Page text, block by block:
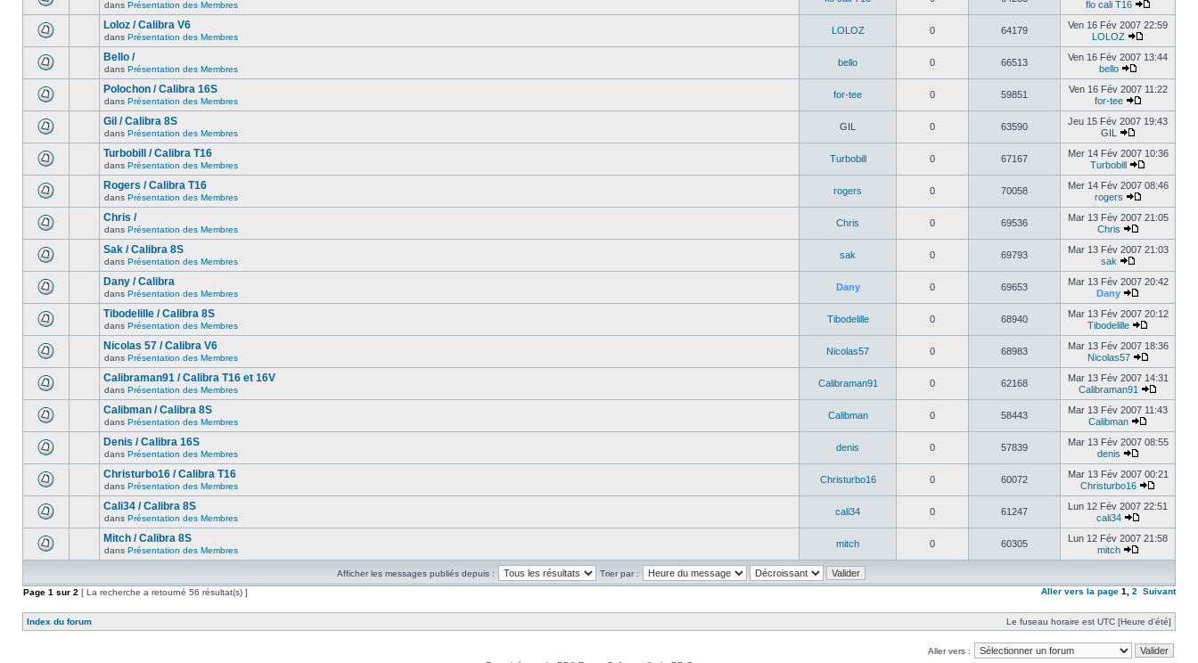
dans Présentation des Membres
flo cali T16
Loloz / Calibra V6
dans Présentation des Membres
LOLOZ 0 64179
Ven 16 Fév 2007 22:59
LOLOZ
Bello /
dans Présentation des Membres
bello 0 66513
Ven 16 Fév 2007 13:44
bello
Polochon / Calibra 16S
dans Présentation des Membres
for-tee 0 59851
Ven 16 Fév 2007 11:22
for-tee
Gil / Calibra 8S
dans Présentation des Membres
GIL 0 63590
Jeu 15 Fév 2007 19:43
GIL
Turbobill / Calibra T16
dans Présentation des Membres
Turbobill 0 67167
Mer 14 Fév 2007 10:36
Turbobill
Rogers / Calibra T16
dans Présentation des Membres
rogers 0 70058
Mer 14 Fév 2007 08:46
rogers
Chris /
dans Présentation des Membres
Chris 0 69536
Mar 13 Fév 2007 21:05
Chris
Sak / Calibra 8S
dans Présentation des Membres
sak 0 69793
Mar 13 Fév 2007 21:03
sak
Dany / Calibra
dans Présentation des Membres
Dany 0 69653
Mar 13 Fév 2007 20:42
Dany
Tibodelille / Calibra 8S
dans Présentation des Membres
Tibodelille 0 68940
Mar 13 Fév 2007 20:12
Tibodelille
Nicolas 57 / Calibra V6
dans Présentation des Membres
Nicolas57 0 68983
Mar 13 Fév 2007 18:36
Nicolas57
Calibraman91 / Calibra T16 et 16V
dans Présentation des Membres
Calibraman91 0 62168
Mar 13 Fév 2007 14:31
Calibraman91
Calibman / Calibra 8S
dans Présentation des Membres
Calibman 0 58443
Mar 13 Fév 2007 11:43
Calibman
Denis / Calibra 16S
dans Présentation des Membres
denis 0 57839
Mar 13 Fév 2007 08:55
denis
Christurbo16 / Calibra T16
dans Présentation des Membres
Christurbo16 0 60072
Mar 13 Fév 2007 00:21
Christurbo16
Cali34 / Calibra 8S
dans Présentation des Membres
cali34 0 61247
Lun 12 Fév 2007 22:51
cali34
Mitch / Calibra 8S
dans Présentation des Membres
mitch 0 60305
Lun 12 Fév 2007 21:58
mitch
Afficher les messages publiés depuis :
Trier par :
Page 1 sur 2 [ La recherche a retourné 56 résultat(s) ] Aller vers la page 1 2 Suivant
Index du forum Le fuseau horaire est UTC [Heure d’été]
Aller vers :